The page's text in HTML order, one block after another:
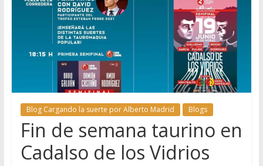
Blog Cargando la suerte por Alberto Madrid Blogs
Fin de semana taurino en
Cadalso de los Vidrios